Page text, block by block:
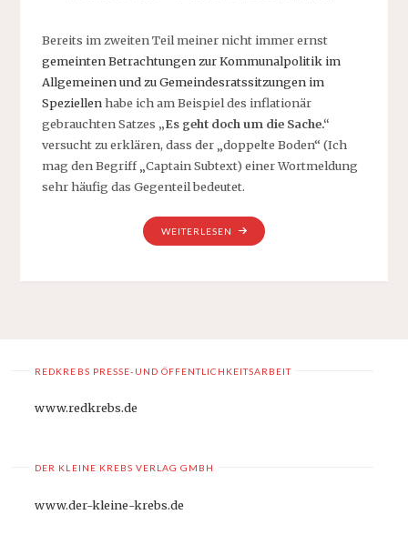
Bereits im zweiten Teil meiner nicht immer ernst
gemeinten Betrachtungen zur Kommunalpolitik im
Allgemeinen und zu Gemeindesratssitzungen im
Speziellenhabe ich am Beispiel des inflationär
gebrauchten Satzes „Es geht doch um die Sache.“
versucht zu erklären, dass der „doppelte Boden“ (Ich
mag den Begriff „Captain Subtext) einer Wortmeldung
sehr häufig das Gegenteil bedeutet.
WEITERLESEN
„EINE
KLEINE
„GEMEINDERAT“,
ANTWORTEN
REDKREBS PRESSE-UND ÖFFENTLICHKEITSARBEIT
www.redkrebs.de
DER KLEINE KREBS VERLAG GMBH
www.der-kleine-krebs.de